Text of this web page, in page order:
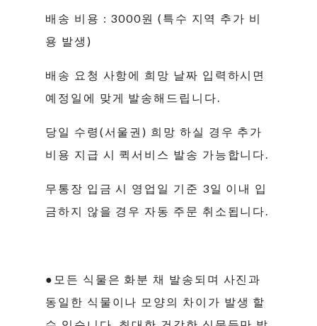
배송 비용 : 3000원 (특수 지역 추가 비
용 발생)
배송 요청 사항에 희망 날짜 입력하시면
예정일에 맞게 발송해드립니다.
당일 수령(서울권) 희망 하실 경우 추가
비용 지급 시 퀵서비스 발송 가능합니다.
무통장 입금 시 영업일 기준 3일 이내 입
금하지 않을 경우 자동 주문 취소됩니다.
●모든 식물은 화분 채 발송되며 사진과
동일한 식물이나 모양의 차이가 발생 할